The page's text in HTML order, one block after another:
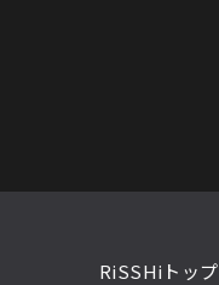
RiSSHiトッ